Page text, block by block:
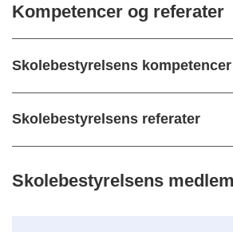
Kompetencer og referater
Skolebestyrelsens kompetencer
Skolebestyrelsens referater
Skolebestyrelsens